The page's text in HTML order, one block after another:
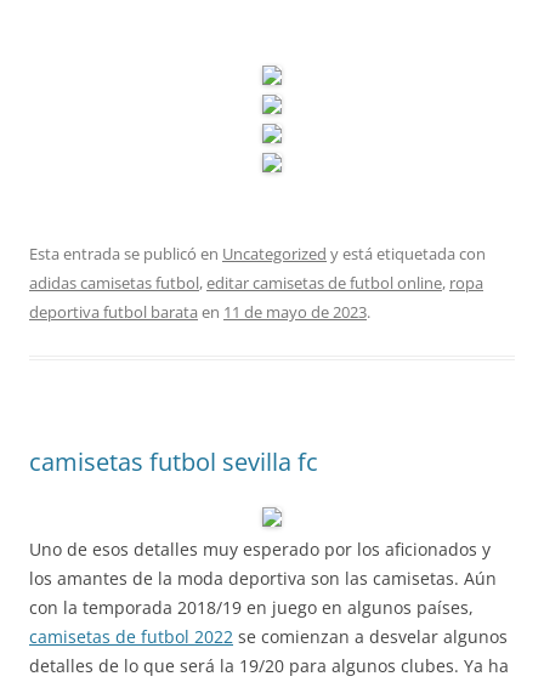
Esta entrada se publicó en Uncategorized y está etiquetada con
adidas camisetas futbol,editar camisetas de futbol online, ropa
deportiva futbol barata en 11 de mayo de 2023.
camisetas futbol sevilla fc
Uno de esos detalles muy esperado por los aficionados y
los amantes de la moda deportiva son las camisetas. Aún
con la temporada 2018/19 en juego en algunos países,
camisetas de futbol 2022 se comienzan a desvelar algunos
detalles de lo que será la 19/20 para algunos clubes. Ya ha